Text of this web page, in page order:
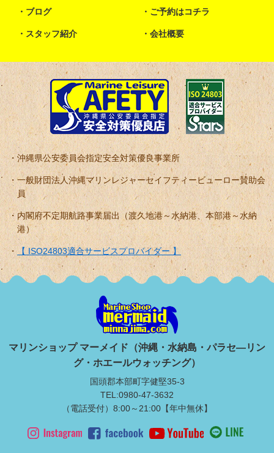
ブログ ご予約はコチラ
スタッフ紹介 会社概要
沖縄県公安委員会指定安全対策優良事業所
一般財団法人沖縄マリンレジャーセイフティービューロー賛助会
員
内閣府不定期航路事業届出（渡久地港～水納港、本部港～水納
港）
【 ISO24803適合サービスプロバイダー 】
マリンショップ マーメイド（沖縄・水納島・パラセ―リン
グ・ホエールウォッチング）
国頭郡本部町字健堅35-3
TEL:0980-47-3632
（電話受付）8:00～21:00【年中無休】